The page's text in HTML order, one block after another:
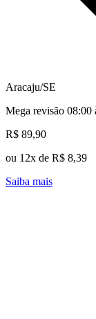
Aracaju/SE
Mega revisão
R$ 89,90
ou 12x de R$ 8,39
Saiba mais